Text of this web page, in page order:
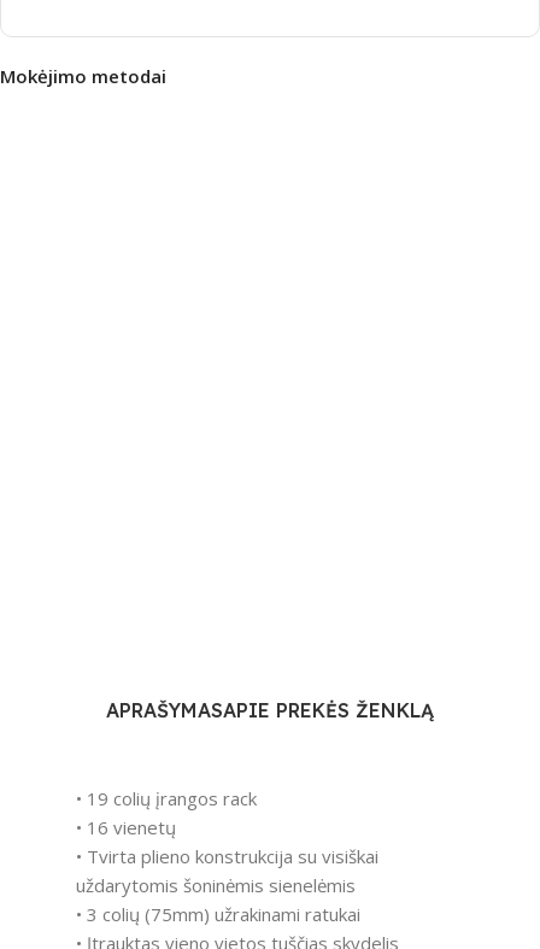
Mokėjimo metodai
APRAŠYMASAPIE PREKĖS ŽENKLĄ
• 19 colių įrangos rack
• 16 vienetų
• Tvirta plieno konstrukcija su visiškai
uždarytomis šoninėmis sienelėmis
• 3 colių (75mm) užrakinami ratukai
• Įtrauktas vieno vietos tuščias skydelis